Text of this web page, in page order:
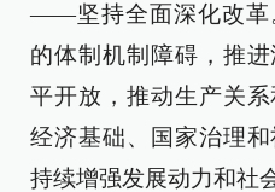
——坚持全面深化改革
的体制机制障碍，推
平开放，推动生产关
经济基础、国家治理
持续增强发展动力和社